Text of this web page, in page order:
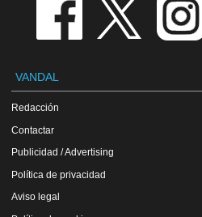
VANDAL
Redacción
Contactar
Publicidad / Advertising
Política de privacidad
Aviso legal